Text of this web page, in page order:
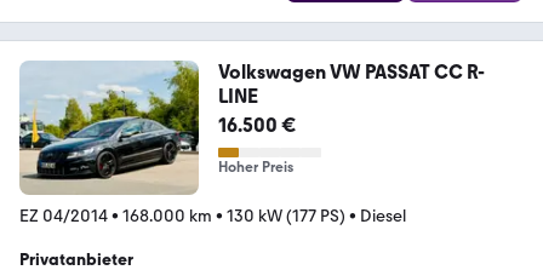
Volkswagen VW PASSAT CC R-
LINE
16.500 €
Hoher Preis
EZ 04/2014• 168.000 km • 130 kW (177 PS) • Diesel
Privatanbieter